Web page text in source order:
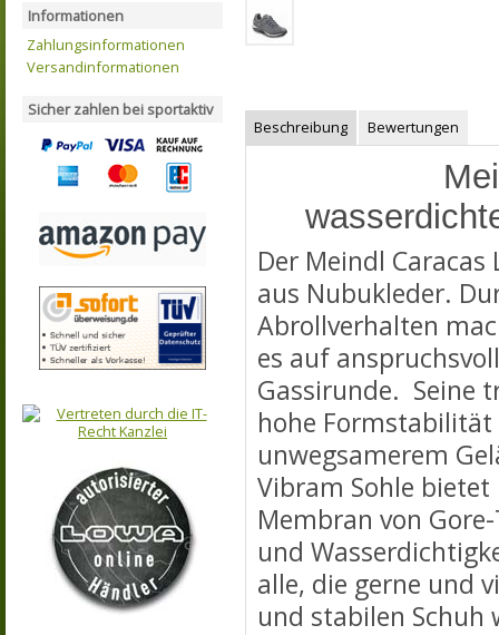
Beschreibung Bewertungen
Der Meindl
aus Nubukleder.
Abrollverhalten
es auf
Gassirunde. Seine
hohe
unwegsamerem
Vibram Sohle
Membran von
und
alle, die gerne und
und stabilen Schuh
Informationen
Zahlungsinformationen
Versandinformationen
Sicher zahlen bei sportaktiv